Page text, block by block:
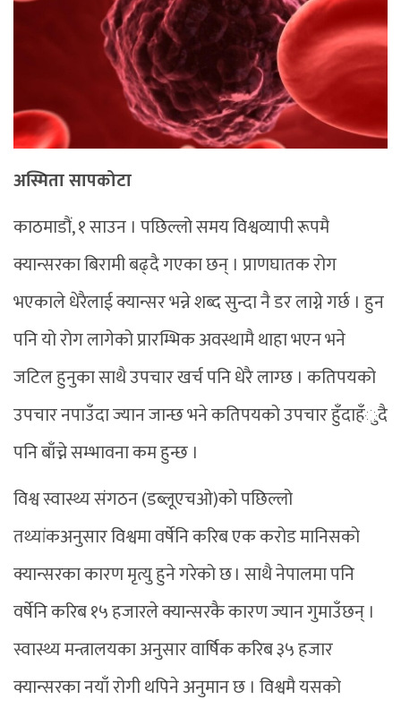
अस्मिता सापकोटा
काठमाडौं, १ साउन । पछिल्लो समय विश्वव्यापी रूपमै
क्यान्सरका बिरामी बढ्दै गएका छन् । प्राणघातक रोग
भएकाले धेरैलाई क्यान्सर भन्ने शब्द सुन्दा नै डर लाग्ने गर्छ । हुन
पनि यो रोग लागेको प्रारम्भिक अवस्थामै थाहा भएन भने
जटिल हुनुका साथै उपचार खर्च पनि धेरै लाग्छ । कतिपयको
उपचार नपाउँदा ज्यान जान्छ भने कतिपयको उपचार हुँदाहँुदै
पनि बाँच्ने सम्भावना कम हुन्छ ।
विश्व स्वास्थ्य संगठन (डब्लूएचओ)को पछिल्लो
तथ्यांकअनुसार विश्वमा वर्षेनि करिब एक करोड मानिसको
क्यान्सरका कारण मृत्यु हुने गरेको छ । साथै नेपालमा पनि
वर्षेनि करिब १५ हजारले क्यान्सरकै कारण ज्यान गुमाउँछन् ।
स्वास्थ्य मन्त्रालयका अनुसार वार्षिक करिब ३५ हजार
क्यान्सरका नयाँ रोगी थपिने अनुमान छ । विश्वमै यसको